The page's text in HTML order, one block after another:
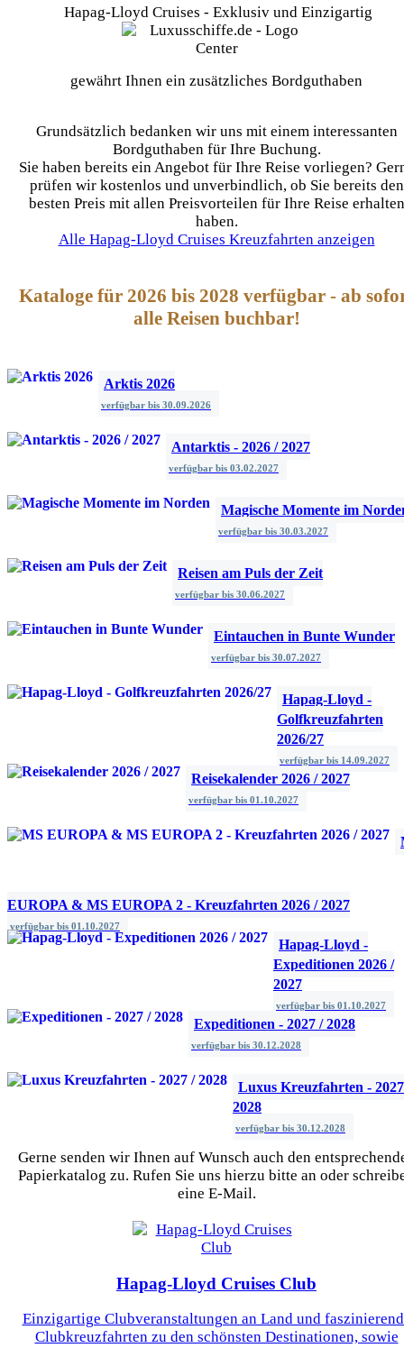
Hapag-Lloyd Cruises - Exklusiv und Einzigartig
gewährt Ihnen ein zusätzliches Bordguthaben
Grundsätzlich bedanken wir uns mit einem interessanten
Bordguthaben für Ihre Buchung.
Sie haben bereits ein Angebot für Ihre Reise vorliegen?
prüfen wir kostenlos und unverbindlich, ob Sie bereits den
besten Preis mit allen Preisvorteilen für Ihre Reise erhalten
haben.
Alle Hapag-Lloyd Cruises Kreuzfahrten anzeigen
Kataloge für 2026 bis 2028 verfügbar - ab
alle Reisen buchbar!
Arktis 2026
verfügbar bis 30.09.2026
Antarktis - 2026 / 2027
verfügbar bis 03.02.2027
Magische Momente im
verfügbar bis 30.03.2027
Reisen am Puls der Zeit
verfügbar bis 30.06.2027
Eintauchen in Bunte Wunder
verfügbar bis 30.07.2027
Hapag-Lloyd -
Golfkreuzfahrten
2026/27
verfügbar bis 14.09.2027
Reisekalender 2026 / 2027
verfügbar bis 01.10.2027
EUROPA & MS EUROPA 2 - Kreuzfahrten 2026 / 2027
verfügbar bis 01.10.2027
Hapag-Lloyd -
Expeditionen 2026 /
2027
verfügbar bis 01.10.2027
Expeditionen - 2027 / 2028
verfügbar bis 30.12.2028
Luxus Kreuzfahrten -
2028
verfügbar bis 30.12.2028
Gerne senden wir Ihnen auf Wunsch auch den
Papierkatalog zu. Rufen Sie uns hierzu bitte an oder
eine E-Mail.
Hapag-Lloyd Cruises Club
Einzigartige Clubveranstaltungen an Land und
Clubkreuzfahrten zu den schönsten Destinationen, sowie